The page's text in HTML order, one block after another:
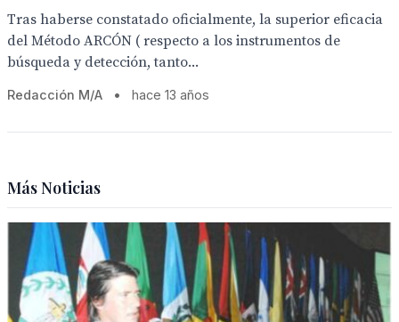
Tras haberse constatado oficialmente, la superior eficacia
del Método ARCÓN ( respecto a los instrumentos de
búsqueda y detección, tanto...
Redacción M/A • hace 13 años
Más Noticias